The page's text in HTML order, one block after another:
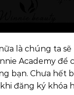
là chúng ta
Academy
bạn. Chưa hết
đăng ký khóa